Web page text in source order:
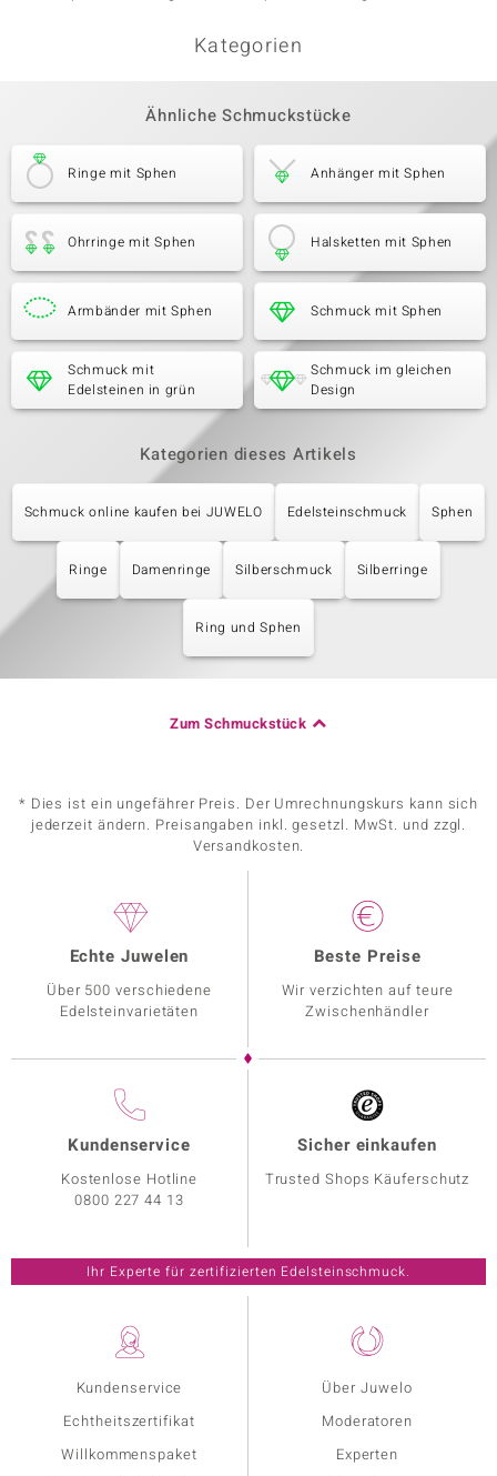
Kategorien
Ähnliche Schmuckstücke
Ringe mit Sphen Anhänger mit Sphen
Ohrringe mit Sphen Halsketten mit Sphen
Armbänder mit Sphen Schmuck mit Sphen
Schmuck mit
Edelsteinen in grün
Schmuck im gleichen
Design
Kategorien dieses Artikels
Schmuck online kaufen bei JUWELO Edelsteinschmuck Sphen
Ringe Damenringe Silberschmuck Silberringe
Ring und Sphen
Zum Schmuckstück
* Dies ist ein ungefährer Preis. Der Umrechnungskurs kann sich
jederzeit ändern. Preisangaben inkl. gesetzl. MwSt. und zzgl.
Versandkosten.
Kundenservice
Echtheitszertifikat
Willkommenspaket
Über Juwelo
Moderatoren
Experten
Echte Juwelen
Über 500 verschiedene
Edelsteinvarietäten
Beste Preise
Wir verzichten auf teure
Zwischenhändler
Kundenservice
Kostenlose Hotline
0800 227 44 13
Sicher einkaufen
Trusted Shops Käuferschutz
Ihr Experte für zertifizierten Edelsteinschmuck.